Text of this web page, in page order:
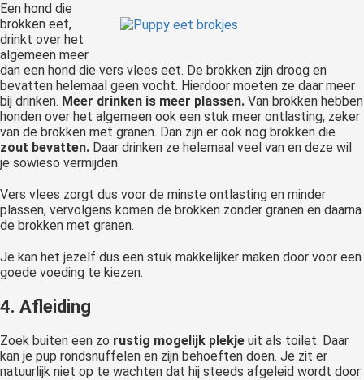
Een hond die
brokken eet,
drinkt over het
algemeen meer
dan een hond die vers vlees eet. De brokken zijn droog en
bevatten helemaal geen vocht. Hierdoor moeten ze daar meer
bij drinken. Meer drinken is meer plassen. Van brokken hebben
honden over het algemeen ook een stuk meer ontlasting, zeker
van de brokken met granen. Dan zijn er ook nog brokken die
zout bevatten. Daar drinken ze helemaal veel van en deze wil
je sowieso vermijden.
Vers vlees zorgt dus voor de minste ontlasting en minder
plassen, vervolgens komen de brokken zonder granen en daarna
de brokken met granen.
Je kan het jezelf dus een stuk makkelijker maken door voor een
goede voeding te kiezen.
4. Afleiding
Zoek buiten een zo rustig mogelijk plekje uit als toilet. Daar
kan je pup rondsnuffelen en zijn behoeften doen. Je zit er
natuurlijk niet op te wachten dat hij steeds afgeleid wordt door